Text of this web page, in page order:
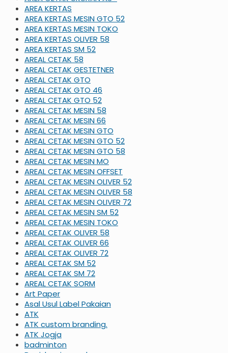
AREA KERTAS
AREA KERTAS MESIN GTO 52
AREA KERTAS MESIN TOKO
AREA KERTAS OLIVER 58
AREA KERTAS SM 52
AREAL CETAK 58
AREAL CETAK GESTETNER
AREAL CETAK GTO
AREAL CETAK GTO 46
AREAL CETAK GTO 52
AREAL CETAK MESIN 58
AREAL CETAK MESIN 66
AREAL CETAK MESIN GTO
AREAL CETAK MESIN GTO 52
AREAL CETAK MESIN GTO 58
AREAL CETAK MESIN MO
AREAL CETAK MESIN OFFSET
AREAL CETAK MESIN OLIVER 52
AREAL CETAK MESIN OLIVER 58
AREAL CETAK MESIN OLIVER 72
AREAL CETAK MESIN SM 52
AREAL CETAK MESIN TOKO
AREAL CETAK OLIVER 58
AREAL CETAK OLIVER 66
AREAL CETAK OLIVER 72
AREAL CETAK SM 52
AREAL CETAK SM 72
AREAL CETAK SORM
Art Paper
Asal Usul Label Pakaian
ATK
ATK custom branding.
ATK Jogja
badminton